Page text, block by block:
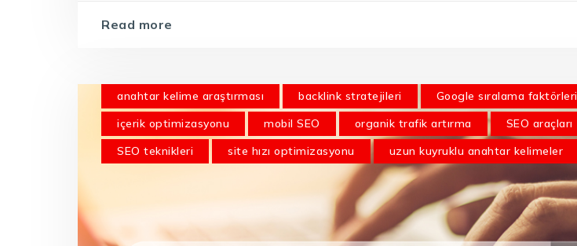
Read more
anahtar kelime araştırması backlink stratejileri
Google sıralama faktörleri
içerik optimizasyonu
mobil SEO organik trafik artırma
SEO araçları
SEO teknikleri
site hızı optimizasyonu uzun kuyruklu anahtar kelimeler